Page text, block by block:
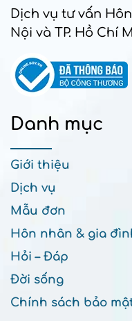
Dịch vụ tư vấn
Nội và TP. Hồ Chí
Danh mục
Giới thiệu
Dịch vụ
Mẫu đơn
Hôn nhân & gia
Hỏi – Đáp
Đời sống
Chính sách bảo